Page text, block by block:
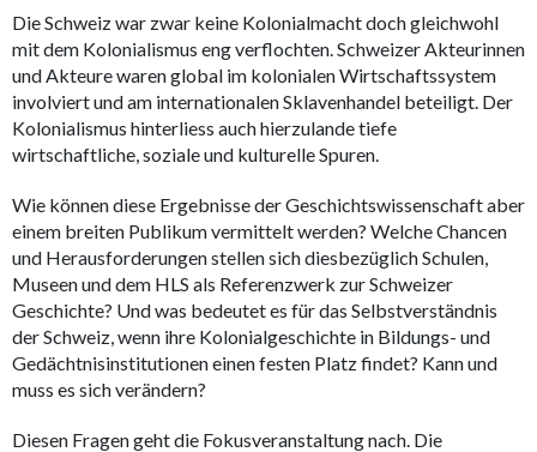
Die Schweiz war zwar keine Kolonialmacht doch gleichwohl
mit dem Kolonialismus eng verflochten. Schweizer Akteurinnen
und Akteure waren global im kolonialen Wirtschaftssystem
involviert und am internationalen Sklavenhandel beteiligt. Der
Kolonialismus hinterliess auch hierzulande tiefe
wirtschaftliche, soziale und kulturelle Spuren.
Wie können diese Ergebnisse der Geschichtswissenschaft aber
einem breiten Publikum vermittelt werden? Welche Chancen
und Herausforderungen stellen sich diesbezüglich Schulen,
Museen und dem HLS als Referenzwerk zur Schweizer
Geschichte? Und was bedeutet es für das Selbstverständnis
der Schweiz, wenn ihre Kolonialgeschichte in Bildungs- und
Gedächtnisinstitutionen einen festen Platz findet? Kann und
muss es sich verändern?
Diesen Fragen geht die Fokusveranstaltung nach. Die